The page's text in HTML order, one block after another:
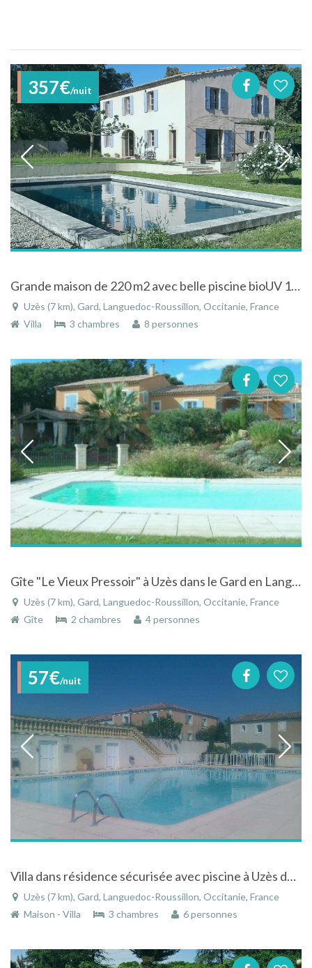
357€/nuit
Grande maison de 220 m2 avec belle piscine bioUV 11x5 et jardin méditerranéen de 1800 m2, à 5km d'Uzès
Uzès (7 km), Gard, Languedoc-Roussillon, Occitanie, France
Villa
3 chambres 8 personnes
Gîte "Le Vieux Pressoir" à Uzès dans le Gard en Languedoc-Roussillon en pleine campagne
Uzès (7 km), Gard, Languedoc-Roussillon, Occitanie, France
Gîte
2 chambres 4 personnes
57€/nuit
Villa dans résidence sécurisée avec piscine à Uzès dans le Gard dans le Languedoc-Roussillon
Uzès (7 km), Gard, Languedoc-Roussillon, Occitanie, France
Maison - Villa
3 chambres 6 personnes